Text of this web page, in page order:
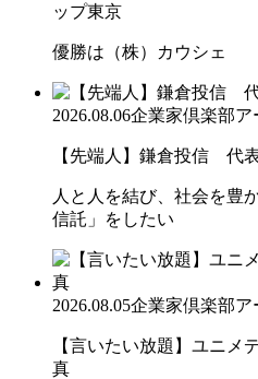
ップ東京
優勝は（株）カウシェ
2026.08.06企業家倶楽部ア
【先端人】鎌倉投信 代
人と人を結び、社会を豊
信託」をしたい
2026.08.05企業家倶楽部ア
【言いたい放題】ユニメ
真